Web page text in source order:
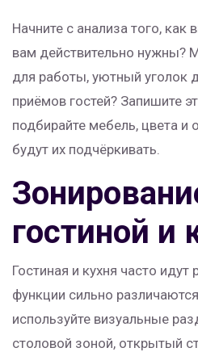
Начните с анализа того,
вам действительно нужны?
для работы, уютный уголок
приёмов гостей? Запишите
подбирайте мебель, цвета и
будут их подчёркивать.
гостиной и
Гостиная и кухня часто идут
функции сильно
используйте визуальные
столовой зоной, открытый